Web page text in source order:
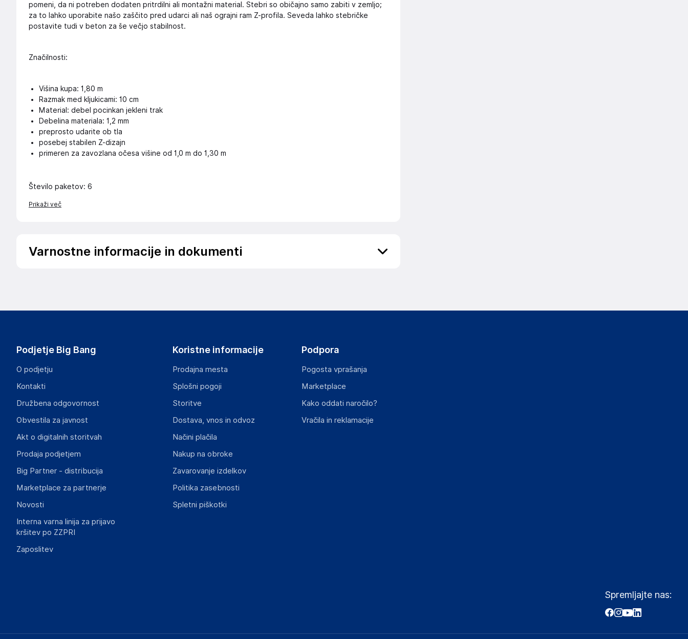
pomeni, da ni potreben dodaten pritrdilni ali montažni material. Stebri so običajno samo zabiti v zemljo;
za to lahko uporabite našo zaščito pred udarci ali naš ograjni ram Z-profila. Seveda lahko stebričke
postavite tudi v beton za še večjo stabilnost.
Značilnosti:
Višina kupa: 1,80 m
Razmak med kljukicami: 10 cm
Material: debel pocinkan jekleni trak
Debelina materiala: 1,2 mm
preprosto udarite ob tla
posebej stabilen Z-dizajn
primeren za zavozlana očesa višine od 1,0 m do 1,30 m
Število paketov: 6
Prikaži več
Varnostne informacije in dokumenti
verkau@aquagart.de
Gospodarski subjekt s sedežem v EU, ki zagotavlja skladnost izdelka z zahtevanimi predpisi.
Heubischer Ortsstraße 79 96524 Föritztal
Germany
Slike o varnosti izdelka
Slike o varnosti izdelka vsebujejo opozorila na embalaži izdelka in lahko vključujejo ključne varnostne
Podjetje Big Bang
O podjetju
Kontakti
Družbena odgovornost
Obvestila za javnost
Akt o digitalnih storitvah
Prodaja podjetjem
Big Partner - distribucija
Marketplace za partnerje
Novosti
Interna varna linija za prijavo
kršitev po ZZPRI
Zaposlitev
Koristne informacije
Prodajna mesta
Splošni pogoji
Storitve
Dostava, vnos in odvoz
Načini plačila
Nakup na obroke
Zavarovanje izdelkov
Politika zasebnosti
Spletni piškotki
Podpora
Pogosta vprašanja
Marketplace
Kako oddati naročilo?
Vračila in reklamacije
Spremljajte nas: